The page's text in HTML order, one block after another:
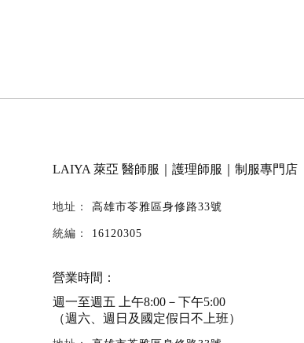
LAIYA 萊亞醫師服｜護理師服｜制服專門店
高雄市苓雅區身修路33號
16120305
營業時間：
週一至週五 上午8:00－下午5:00
（週六、週日及國定假日不上班）